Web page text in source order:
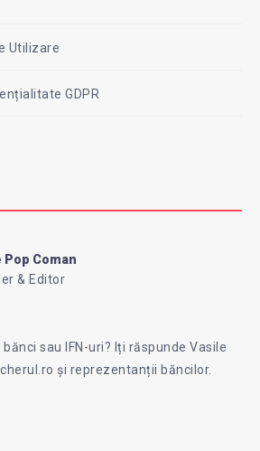
Utilizare
GDPR
Pop Coman
& Editor
sau IFN-uri? Iți răspunde Vasile
și reprezentanții băncilor.